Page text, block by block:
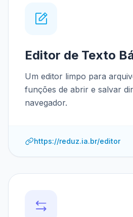
Editor de Texto
Um editor limpo para
funções de abrir e salvar
navegador.
https://reduz.ia.br/editor